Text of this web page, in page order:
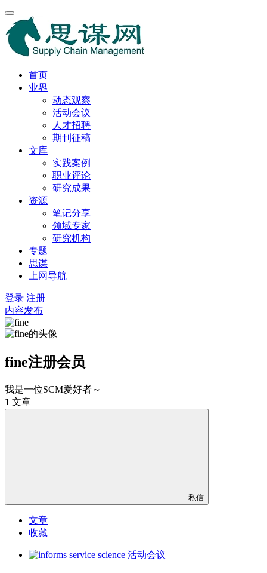
首页
业界
动态观察
活动会议
人才招聘
期刊征稿
文库
实践案例
职业评论
研究成果
资源
笔记分享
领域专家
研究机构
专题
思谋
上网导航
登录 注册
内容发布
fine注册会员
我是一位SCM爱好者～
1 文章
私信
文章
收藏
活动会议